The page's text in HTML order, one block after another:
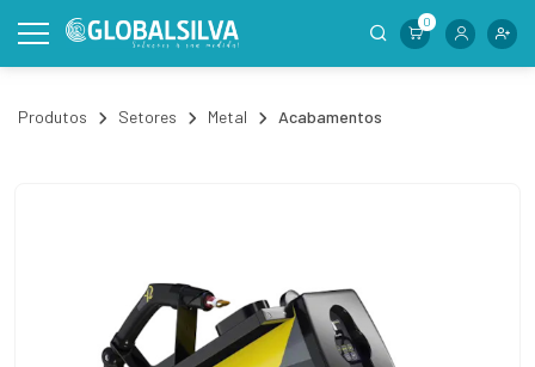
0
Produtos Setores Metal Acabamentos